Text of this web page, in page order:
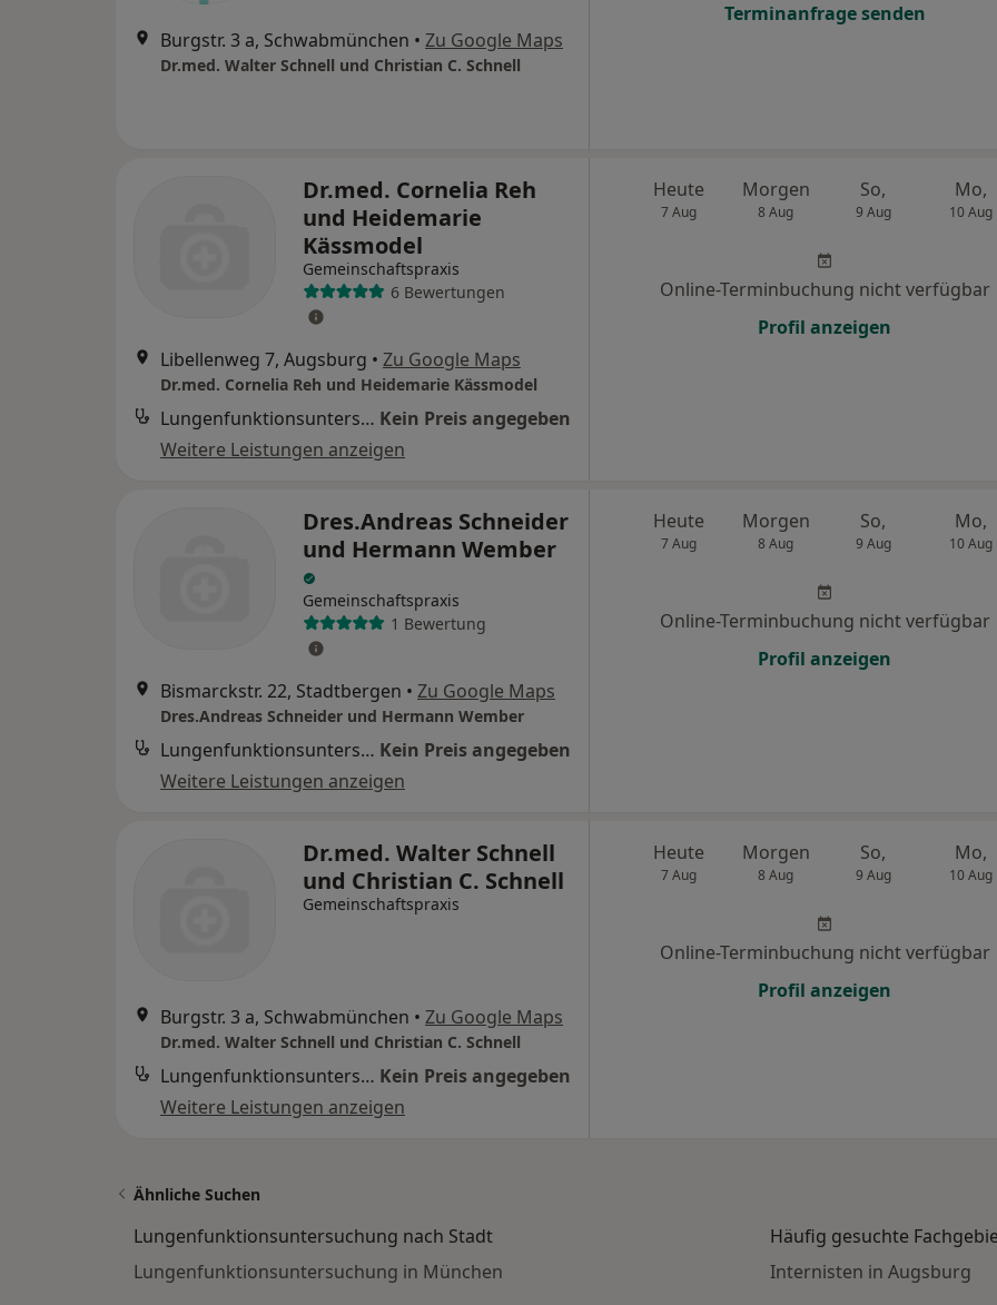
Burgstr. 3 a, Schwabmünchen • Zu Google Maps
Dr.med. Walter Schnell und Christian C. Schnell
Terminanfrage senden
Dr.med. Cornelia Reh
und Heidemarie
Kässmodel
Gemeinschaftspraxis
6 Bewertungen
Libellenweg 7, Augsburg • Zu Google Maps
Dr.med. Cornelia Reh und Heidemarie Kässmodel
Lungenfunktionsuntersuchung Kein Preis angegeben
Weitere Leistungen anzeigen
Heute
7 Aug
Morgen
8 Aug
So,
9 Aug
Mo,
10 Aug
Online-Terminbuchung nicht verfügbar
Profil anzeigen
Dres.Andreas Schneider
und Hermann Wember
Gemeinschaftspraxis
1 Bewertung
Bismarckstr. 22, Stadtbergen • Zu Google Maps
Dres.Andreas Schneider und Hermann Wember
Lungenfunktionsuntersuchung Kein Preis angegeben
Weitere Leistungen anzeigen
Heute
7 Aug
Morgen
8 Aug
So,
9 Aug
Mo,
10 Aug
Online-Terminbuchung nicht verfügbar
Profil anzeigen
Dr.med. Walter Schnell
und Christian C. Schnell
Gemeinschaftspraxis
Burgstr. 3 a, Schwabmünchen • Zu Google Maps
Dr.med. Walter Schnell und Christian C. Schnell
Lungenfunktionsuntersuchung Kein Preis angegeben
Weitere Leistungen anzeigen
Heute
7 Aug
Morgen
8 Aug
So,
9 Aug
Mo,
10 Aug
Online-Terminbuchung nicht verfügbar
Profil anzeigen
Ähnliche Suchen
Lungenfunktionsuntersuchung nach Stadt
Lungenfunktionsuntersuchung in München
Häufig gesuchte
Internisten in Augsburg